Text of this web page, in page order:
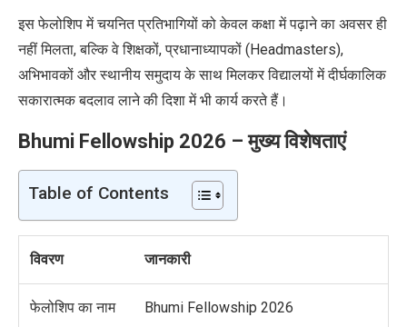
इस फेलोशिप में चयनित प्रतिभागियों को केवल कक्षा में पढ़ाने का अवसर ही
नहीं मिलता, बल्कि वे शिक्षकों, प्रधानाध्यापकों (Headmasters),
अभिभावकों और स्थानीय समुदाय के साथ मिलकर विद्यालयों में दीर्घकालिक
सकारात्मक बदलाव लाने की दिशा में भी कार्य करते हैं।
Bhumi Fellowship 2026 – मुख्य विशेषताएं
Table of Contents
विवरण जानकारी
फेलोशिप का नाम Bhumi Fellowship 2026